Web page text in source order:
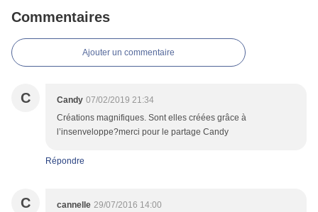
Commentaires
Ajouter un commentaire
C Candy 07/02/2019 21:34
Créations magnifiques. Sont elles créées grâce à
l’insenveloppe?merci pour le partage Candy
Répondre
C cannelle 29/07/2016 14:00